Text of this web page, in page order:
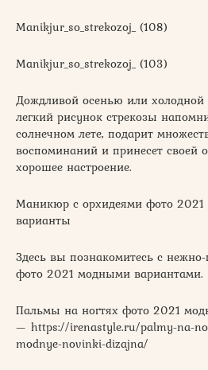
Manikjur_so_strekozoj_ (108)
Manikjur_so_strekozoj_ (103)
Дождливой осенью или
легкий рисунок стрекозы
солнечном лете, подарит
воспоминаний и принесет своей
хорошее настроение.
Маникюр с орхидеями фото 2021
варианты
Здесь вы познакомитесь с
фото 2021 модными вариантами.
Пальмы на ногтях фото 2021
— https://irenastyle.ru/palmy-na-
modnye-novinki-dizajna/